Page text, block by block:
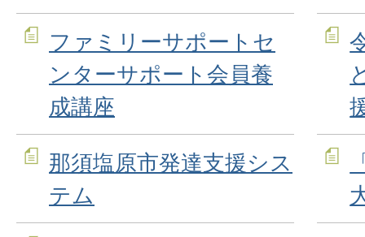
ファミリーサポートセ
ンターサポート会員養
成講座
那須塩原市発達支援シス
テム